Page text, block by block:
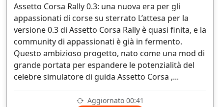
Assetto Corsa Rally 0.3: una nuova era per gli
appassionati di corse su sterrato L’attesa per la
versione 0.3 di Assetto Corsa Rally è quasi finita, e la
community di appassionati è già in fermento.
Questo ambizioso progetto, nato come una mod di
grande portata per espandere le potenzialità del
celebre simulatore di guida Assetto Corsa ,...
Aggiornato 00:41